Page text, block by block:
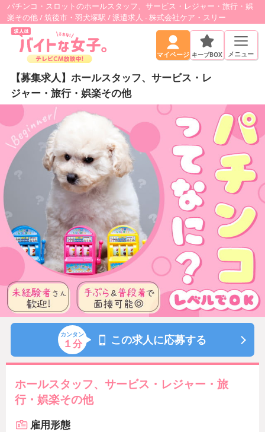
パチンコ・スロットのホールスタッフ、サービス・レジャー・旅行・娯
楽その他 / 筑後市・羽犬塚駅 / 派遣求人 - 株式会社ケア・スリー
マイページ キープBOX メニュー
【募集求人】ホールスタッフ、サービス・レ
ジャー・旅行・娯楽その他
カンタン
１分 この求人に応募する
ホールスタッフ、サービス・レジャー・旅
行・娯楽その他
雇用形態